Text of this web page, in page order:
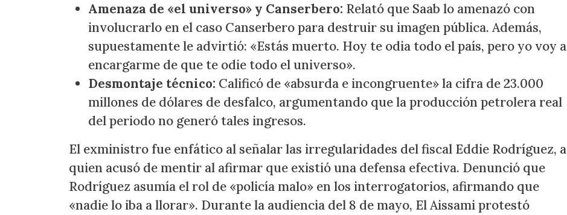
Amenaza de «el universo» y Canserbero: Relató que Saab lo amenazó con
involucrarlo en el caso Canserbero para destruir su imagen pública. Además,
supuestamente le advirtió: «Estás muerto. Hoy te odia todo el país, pero yo voy a
encargarme de que te odie todo el universo».
Desmontaje técnico: Calificó de «absurda e incongruente» la cifra de 23.000
millones de dólares de desfalco, argumentando que la producción petrolera real
del periodo no generó tales ingresos.
El exministro fue enfático al señalar las irregularidades del fiscal Eddie Rodríguez, a
quien acusó de mentir al afirmar que existió una defensa efectiva. Denunció que
Rodríguez asumía el rol de «policía malo» en los interrogatorios, afirmando que
«nadie lo iba a llorar». Durante la audiencia del 8 de mayo, El Aissami protestó